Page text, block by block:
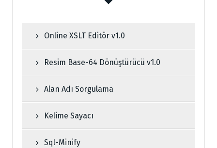
Online XSLT Editör v1.0
Resim Base-64 Dönüştürücü v1.0
Alan Adı Sorgulama
Kelime Sayacı
Sql-Minify